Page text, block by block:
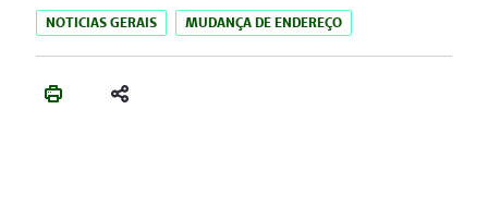
NOTICIAS GERAIS MUDANÇA DE ENDEREÇO